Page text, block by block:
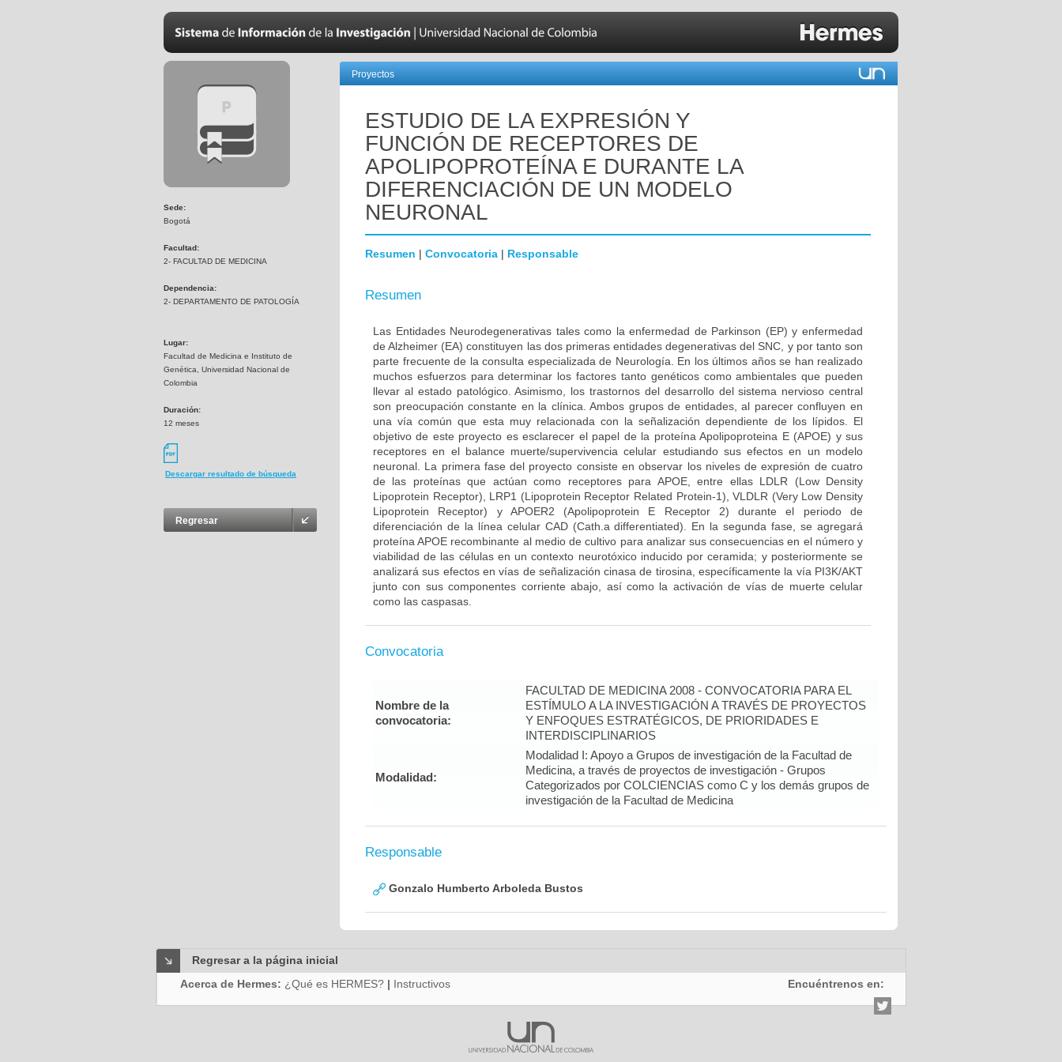
Sede:
Bogotá
Facultad:
2- FACULTAD DE MEDICINA
Dependencia:
2- DEPARTAMENTO DE PATOLOGÍA
Lugar:
Facultad de Medicina e Instituto de
Genética, Universidad Nacional de
Colombia
Duración:
12 meses
Descargar resultado de búsqueda
Regresar
Proyectos
ESTUDIO DE LA EXPRESIÓN Y
FUNCIÓN DE RECEPTORES DE
APOLIPOPROTEÍNA E DURANTE LA
DIFERENCIACIÓN DE UN MODELO
NEURONAL
Resumen | Convocatoria | Responsable
Resumen
Las Entidades Neurodegenerativas tales como la enfermedad de Parkinson (EP) y enfermedad
de Alzheimer (EA) constituyen las dos primeras entidades degenerativas del SNC, y por tanto son
parte frecuente de la consulta especializada de Neurología. En los últimos años se han realizado
muchos esfuerzos para determinar los factores tanto genéticos como ambientales que pueden
llevar al estado patológico. Asimismo, los trastornos del desarrollo del sistema nervioso central
son preocupación constante en la clínica. Ambos grupos de entidades, al parecer confluyen en
una vía común que esta muy relacionada con la señalización dependiente de los lípidos. El
objetivo de este proyecto es esclarecer el papel de la proteína Apolipoproteina E (APOE) y sus
receptores en el balance muerte/supervivencia celular estudiando sus efectos en un modelo
neuronal. La primera fase del proyecto consiste en observar los niveles de expresión de cuatro
de las proteínas que actúan como receptores para APOE, entre ellas LDLR (Low Density
Lipoprotein Receptor), LRP1 (Lipoprotein Receptor Related Protein-1), VLDLR (Very Low Density
Lipoprotein Receptor) y APOER2 (Apolipoprotein E Receptor 2) durante el periodo de
diferenciación de la línea celular CAD (Cath.a differentiated). En la segunda fase, se agregará
proteína APOE recombinante al medio de cultivo para analizar sus consecuencias en el número y
viabilidad de las células en un contexto neurotóxico inducido por ceramida; y posteriormente se
analizará sus efectos en vías de señalización cinasa de tirosina, específicamente la vía PI3K/AKT
junto con sus componentes corriente abajo, así como la activación de vías de muerte celular
como las caspasas.
Convocatoria
Nombre de la
convocatoria:
FACULTAD DE MEDICINA 2008 - CONVOCATORIA PARA EL
ESTÍMULO A LA INVESTIGACIÓN A TRAVÉS DE PROYECTOS
Y ENFOQUES ESTRATÉGICOS, DE PRIORIDADES E
INTERDISCIPLINARIOS
Modalidad:
Modalidad I: Apoyo a Grupos de investigación de la Facultad de
Medicina, a través de proyectos de investigación - Grupos
Categorizados por COLCIENCIAS como C y los demás grupos de
investigación de la Facultad de Medicina
Responsable
Gonzalo Humberto Arboleda Bustos
Regresar a la página inicial
Acerca de Hermes: ¿Qué es HERMES? | Instructivos Encuéntrenos en: